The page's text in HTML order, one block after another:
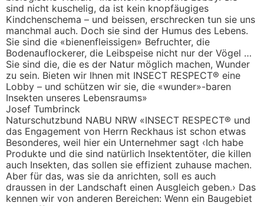
sind nicht kuschelig, da ist kein knopfäugiges
Kindchenschema – und beissen, erschrecken tun sie uns
manchmal auch. Doch sie sind der Humus des Lebens.
Sie sind die «bienenfleissigen» Befruchter, die
Bodenauflockerer, die Leibspeise nicht nur der Vögel …
Sie sind die, die es der Natur möglich machen, Wunder
zu sein. Bieten wir Ihnen mit INSECT RESPECT® eine
Lobby – und schützen wir sie, die «wunder»-baren
Insekten unseres Lebensraums»
Josef Tumbrinck
Naturschutzbund NABU NRW «INSECT RESPECT® und
das Engagement von Herrn Reckhaus ist schon etwas
Besonderes, weil hier ein Unternehmer sagt ‹Ich habe
Produkte und die sind natürlich Insektentöter, die killen
auch Insekten, das sollen sie effizient zuhause machen.
Aber für das, was sie da anrichten, soll es auch
draussen in der Landschaft einen Ausgleich geben.› Das
kennen wir von anderen Bereichen: Wenn ein Baugebiet